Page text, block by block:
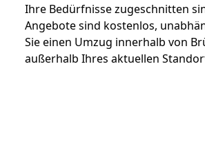
Ihre Bedürfnisse zugeschnitten
Angebote sind kostenlos,
Sie einen Umzug innerhalb von
außerhalb Ihres aktuellen